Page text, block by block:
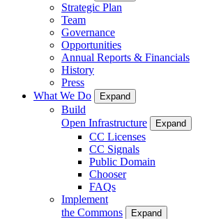
Strategic Plan
Team
Governance
Opportunities
Annual Reports & Financials
History
Press
What We Do
Expand
Build
Open Infrastructure
Expand
CC Licenses
CC Signals
Public Domain
Chooser
FAQs
Implement
the Commons
Expand